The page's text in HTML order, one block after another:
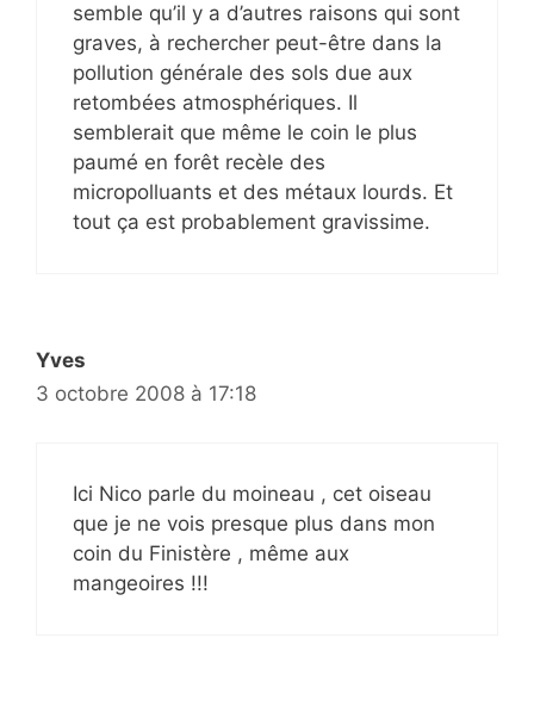
semble qu’il y a d’autres raisons qui sont
graves, à rechercher peut-être dans la
pollution générale des sols due aux
retombées atmosphériques. Il
semblerait que même le coin le plus
paumé en forêt recèle des
micropolluants et des métaux lourds. Et
tout ça est probablement gravissime.
Yves
3 octobre 2008 à 17:18
Ici Nico parle du moineau , cet oiseau
que je ne vois presque plus dans mon
coin du Finistère , même aux
mangeoires !!!